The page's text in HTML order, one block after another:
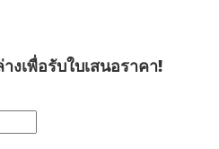
งเพื่อรับใบเสนอราคา!